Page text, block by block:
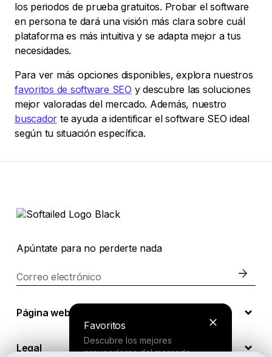
los periodos de prueba gratuitos. Probar el software
en persona te dará una visión más clara sobre cuál
plataforma es más intuitiva y se adapta mejor a tus
necesidades.
Para ver más opciones disponibles, explora nuestros
favoritos de software SEO y descubre las soluciones
mejor valoradas del mercado. Además, nuestro
buscador te ayuda a identificar el software SEO ideal
según tu situación específica.
Favoritos
Descubre los mejores
proveedores del mercado.
Apúntate para no perderte nada
Correo electrónico
Página web
Legal